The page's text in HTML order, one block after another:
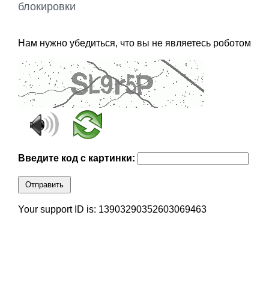
блокировки
Нам нужно убедиться, что вы не являетесь роботом
Введите код с картинки:
Отправить
Your support ID is: 13903290352603069463